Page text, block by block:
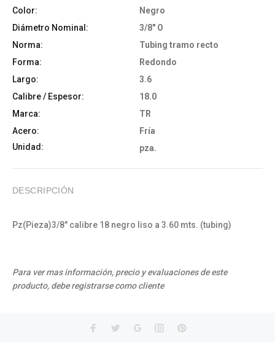
Color:
Negro
Diámetro Nominal:
3/8" O
Norma:
Tubing tramo recto
Forma:
Redondo
Largo:
3.6
Calibre / Espesor:
18.0
Marca:
TR
Acero:
Fría
Unidad:
pza.
DESCRIPCIÓN
Pz(Pieza)3/8" calibre 18 negro liso a 3.60 mts. (tubing)
Para ver mas información, precio y evaluaciones de este
producto, debe registrarse como cliente